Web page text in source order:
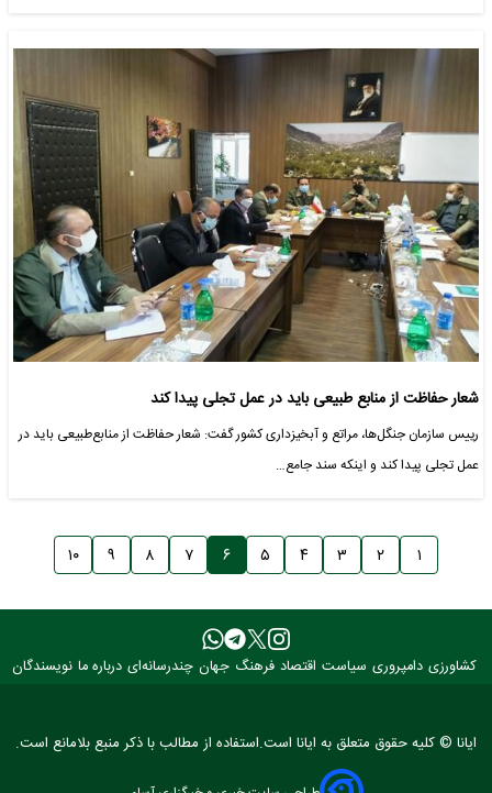
شعار حفاظت از منابع طبیعی باید در عمل تجلی پیدا کند
رییس سازمان جنگل‌ها، مراتع و آبخیزداری کشور گفت: شعار حفاظت از منابع‌طبیعی باید در
عمل تجلی پیدا کند و اینکه سند جامع…
۱ ۲ ۳ ۴ ۵ ۶ ۷ ۸ ۹ ۱۰
کشاورزی دامپروری سیاست اقتصاد فرهنگ جهان چندرسانه‌ای درباره ما نویسندگان
ایانا © کلیه حقوق متعلق به ایانا است.استفاده از مطالب با ذکر منبع بلامانع است.